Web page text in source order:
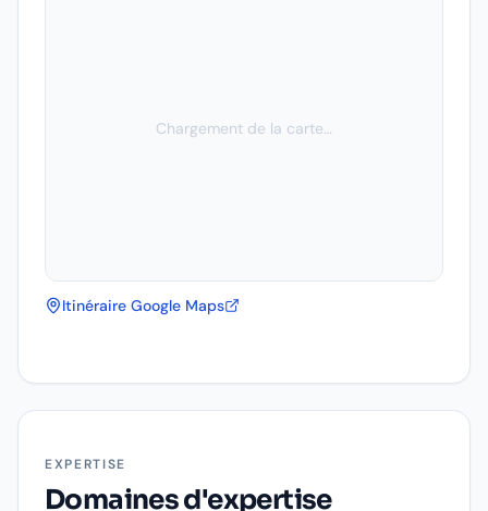
Chargement de la carte…
Itinéraire Google Maps
EXPERTISE
Domaines d'expertise